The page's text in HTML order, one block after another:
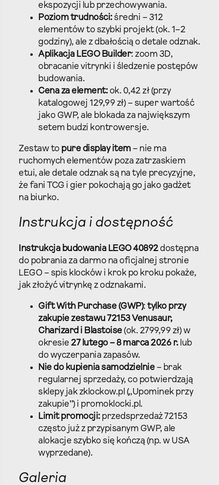
ekspozycji lub przechowywania.
Poziom trudności:średni – 312
elementów to szybki projekt (ok. 1–2
godziny), ale z dbałością o detale odznak.
Aplikacja LEGO Builder: zoom 3D,
obracanie vitrynki i śledzenie postępów
budowania.
Cena za element:ok. 0,42 zł (przy
katalogowej 129,99 zł) – super wartość
jako GWP, ale blokada za największym
setem budzi kontrowersje.
Zestaw to pure display item– nie ma
ruchomych elementów poza zatrzaskiem
etui, ale detale odznak są na tyle precyzyjne,
że fani TCG i gier pokochają go jako gadżet
na biurko.​
Instrukcja i dostępność
Instrukcja budowania LEGO 40892dostępna
do pobrania za darmo na oficjalnej stronie
LEGO – spis klocków i krok po kroku pokaże,
jak złożyć vitrynkę z odznakami.​
Gift With Purchase (GWP): tylko przy
zakupie zestawu 72153 Venusaur,
Charizard i Blastoise(ok. 2799,99 zł) w
okresie 27 lutego – 8 marca 2026 r.lub
do wyczerpania zapasów.​
Nie do kupienia samodzielnie– brak
regularnej sprzedaży, co potwierdzają
sklepy jak zklockow.pl („Upominek przy
zakupie”) i promoklocki.pl.
Limit promocji:przedsprzedaż 72153
często już z przypisanym GWP, ale
alokacje szybko się kończą (np. w USA
wyprzedane).​
Galeria